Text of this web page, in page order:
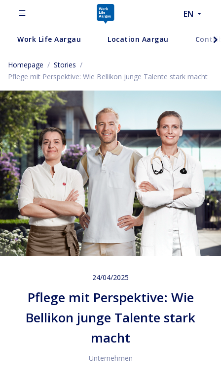
EN
Work Life Aargau Location Aargau
Homepage / Stories /
Pflege mit Perspektive: Wie Bellikon junge Talente stark macht
24/04/2025
Pflege mit Perspektive: Wie
Bellikon junge Talente stark
macht
Unternehmen